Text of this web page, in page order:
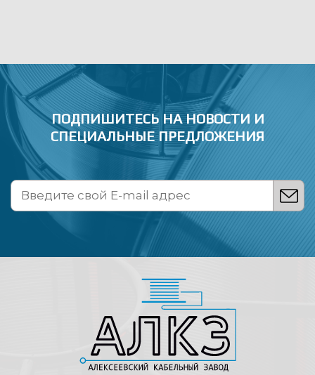
ПОДПИШИТЕСЬ НА НОВОСТИ И
СПЕЦИАЛЬНЫЕ ПРЕДЛОЖЕНИЯ